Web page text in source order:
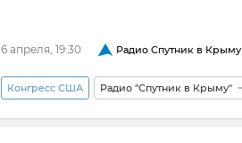
6 апреля, 19:30 Радио Спутник в Крыму
Конгресс США Радио "Спутник в Крыму"
Обострение между Израилем и Ираном